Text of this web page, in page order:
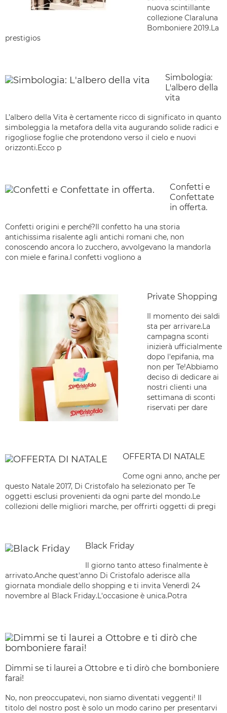
nuova scintillante
collezione Claraluna
Bomboniere 2019.La
prestigios
Simbologia:
L'albero della
vita
L’albero della Vita è certamente ricco di significato in quanto
simboleggia la metafora della vita augurando solide radici e
rigogliose foglie che protendono verso il cielo e nuovi
orizzonti.Ecco p
Confetti e
Confettate
in offerta.
Confetti origini e perché?Il confetto ha una storia
antichissima risalente agli antichi romani che, non
conoscendo ancora lo zucchero, avvolgevano la mandorla
con miele e farina.I confetti vogliono a
Private Shopping
Il momento dei saldi
sta per arrivare.La
campagna sconti
inizierà ufficialmente
dopo l'epifania, ma
non per Te!Abbiamo
deciso di dedicare ai
nostri clienti una
settimana di sconti
riservati per dare
OFFERTA DI NATALE
Come ogni anno, anche per
questo Natale 2017, Di Cristofalo ha selezionato per Te
oggetti esclusi provenienti da ogni parte del mondo.Le
collezioni delle migliori marche, per offrirti oggetti di pregi
Black Friday
Il giorno tanto atteso finalmente è
arrivato.Anche quest'anno Di Cristofalo aderisce alla
giornata mondiale dello shopping e ti invita Venerdì 24
novembre al Black Friday.L'occasione è unica.Potra
Dimmi se ti laurei a Ottobre e ti dirò che bomboniere
farai!
No, non preoccupatevi, non siamo diventati veggenti! Il
titolo del nostro post è solo un modo carino per presentarvi